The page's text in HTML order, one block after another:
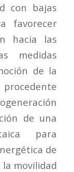
con bajas
favorecer
hacia las
medidas
de la
de una
para
de
movilidad